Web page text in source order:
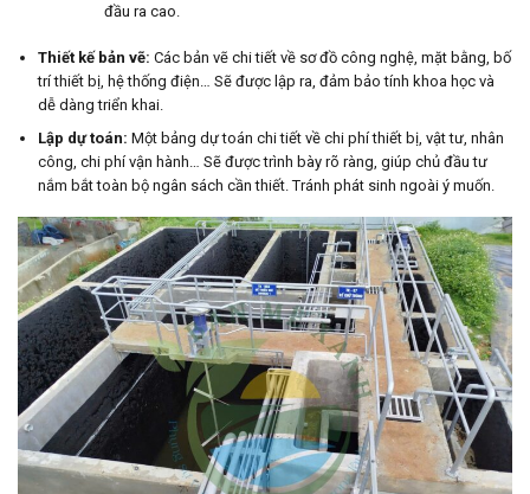
đầu ra cao.
Thiết kế bản vẽ: Các bản vẽ chi tiết về sơ đồ công nghệ, mặt bằng, bố
trí thiết bị, hệ thống điện… Sẽ được lập ra, đảm bảo tính khoa học và
dễ dàng triển khai.
Lập dự toán: Một bảng dự toán chi tiết về chi phí thiết bị, vật tư, nhân
công, chi phí vận hành… Sẽ được trình bày rõ ràng, giúp chủ đầu tư
nắm bắt toàn bộ ngân sách cần thiết. Tránh phát sinh ngoài ý muốn.